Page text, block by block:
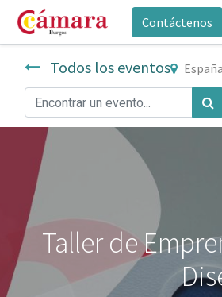
Contáctenos
Todos los eventos España
Taller de